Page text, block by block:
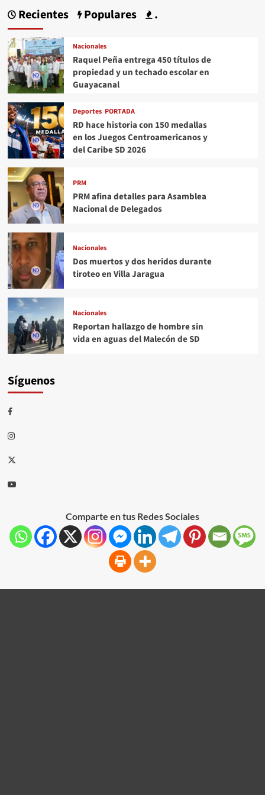
Recientes Populares .
Nacionales
Raquel Peña entrega 450 títulos de
propiedad y un techado escolar en
Guayacanal
Deportes PORTADA
RD hace historia con 150 medallas
en los Juegos Centroamericanos y
del Caribe SD 2026
PRM
PRM afina detalles para Asamblea
Nacional de Delegados
Nacionales
Dos muertos y dos heridos durante
tiroteo en Villa Jaragua
Nacionales
Reportan hallazgo de hombre sin
vida en aguas del Malecón de SD
Síguenos
Comparte en tus Redes Sociales